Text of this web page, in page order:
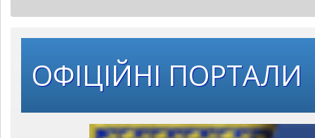
ОФІЦІЙНІ ПОРТАЛИ